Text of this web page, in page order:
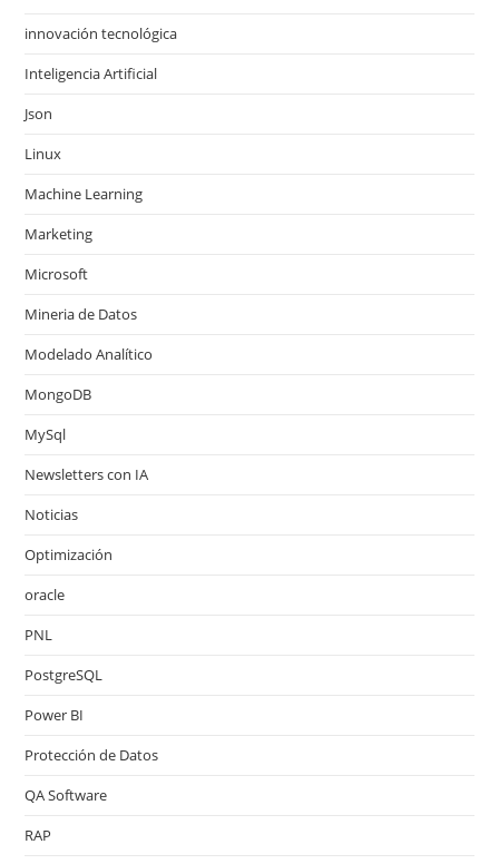
innovación tecnológica
Inteligencia Artificial
Json
Linux
Machine Learning
Marketing
Microsoft
Mineria de Datos
Modelado Analítico
MongoDB
MySql
Newsletters con IA
Noticias
Optimización
oracle
PNL
PostgreSQL
Power BI
Protección de Datos
QA Software
RAP